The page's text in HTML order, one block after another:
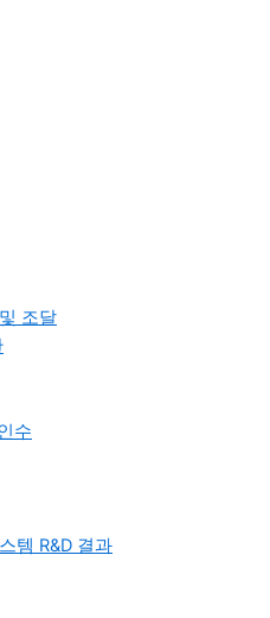
조달
수
템 R&D 결과